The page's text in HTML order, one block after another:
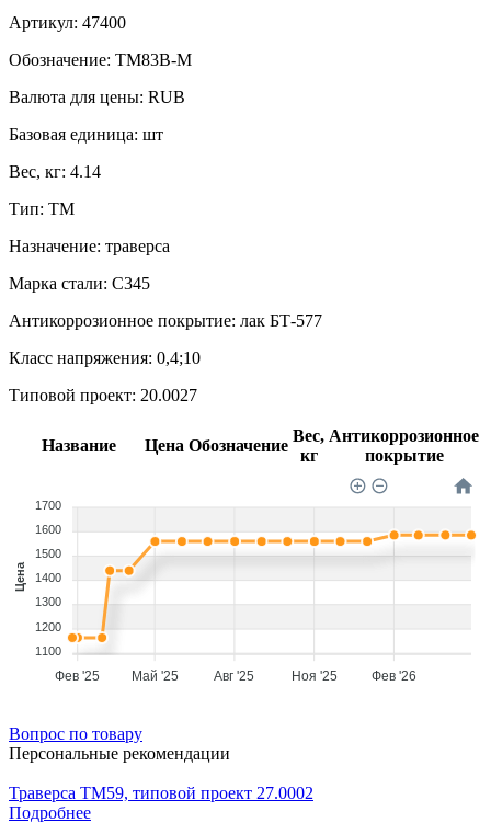
Артикул: 47400
Обозначение: ТМ83В-М
Валюта для цены: RUB
Базовая единица: шт
Вес, кг: 4.14
Тип: ТМ
Назначение: траверса
Марка стали: С345
Антикоррозионное покрытие: лак БТ-577
Класс напряжения: 0,4;10
Типовой проект: 20.0027
Название Цена Обозначение
Вес,
кг
Антикоррозионное
покрытие
Фев '25 Май '25 Авг '25 Ноя '25 Фев '26
1700
1600
1500
1400
1300
1200
1100
Цена
Вопрос по товару
Персональные рекомендации
Траверса ТМ59, типовой проект 27.0002
Подробнее